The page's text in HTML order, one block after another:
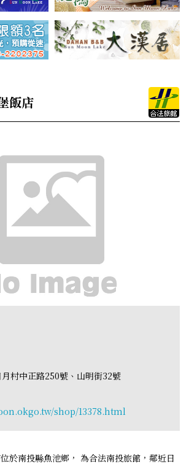
飯店
村中正路250號、山明街32號
shop/13378.html
於南投縣魚池鄉， 為合法南投旅館，鄰近日